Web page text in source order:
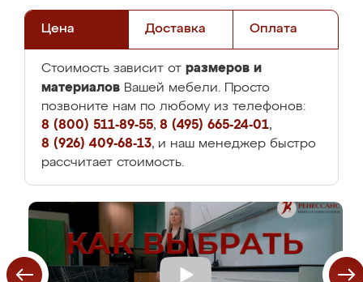
Цена Доставка Оплата
Стоимость зависит от размеров и
материалов Вашей мебели. Просто
позвоните нам по любому из телефонов:
8 (800) 511-89-55, 8 (495) 665-24-01,
8 (926) 409-68-13, и наш менеджер быстро
рассчитает стоимость.